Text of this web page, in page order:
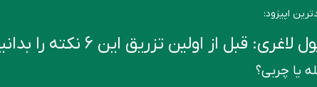
اپیزود:
لاغری: قبل از اولین تزریق این ۶ نکته را بدانید
یا چربی؟